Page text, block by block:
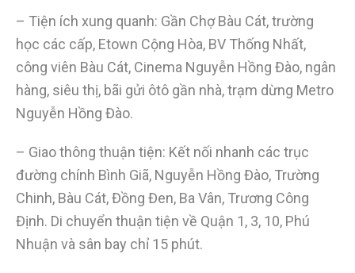
– Tiện ích xung quanh: Gần Chợ Bàu Cát, trường
học các cấp, Etown Cộng Hòa, BV Thống Nhất,
công viên Bàu Cát, Cinema Nguyễn Hồng Đào, ngân
hàng, siêu thị, bãi gửi ôtô gần nhà, trạm dừng Metro
Nguyễn Hồng Đào.
– Giao thông thuận tiện: Kết nối nhanh các trục
đường chính Bình Giã, Nguyễn Hồng Đào, Trường
Chinh, Bàu Cát, Đồng Đen, Ba Vân, Trương Công
Định. Di chuyển thuận tiện về Quận 1, 3, 10, Phú
Nhuận và sân bay chỉ 15 phút.